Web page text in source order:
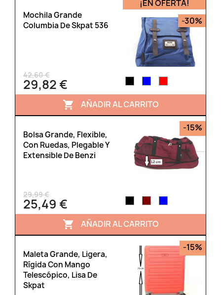
Mochila Grande
Columbia De Skpat 536
42,60 €
29,82 €
¡EN OFERTA!
-30%
 AÑADIR AL CARRITO
Bolsa Grande, Flexible,
Con Ruedas, Plegable Y
Extensible De Benzi
29,99 €
25,49 €
-15%
 AÑADIR AL CARRITO
Maleta Grande, Ligera,
Rígida Con Mango
Telescópico, Lisa De
Skpat
-15%